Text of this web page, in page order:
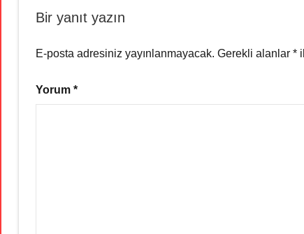
Bir yanıt yazın
E-posta adresiniz yayınlanmayacak. Gerekli alanlar *
Yorum *